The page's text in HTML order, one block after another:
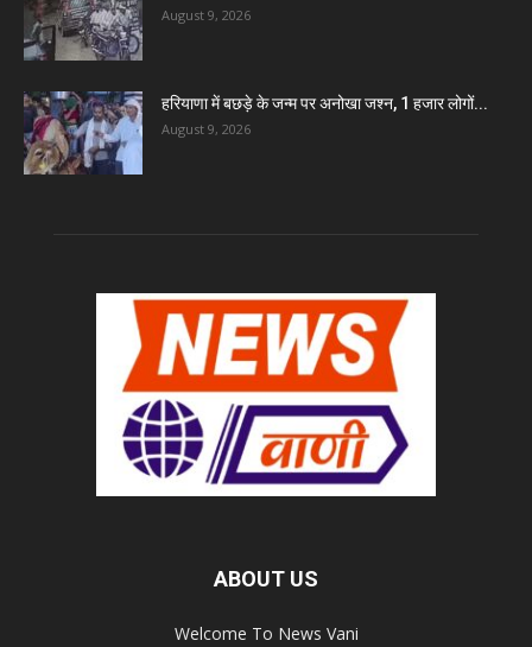
August 9, 2026
हरियाणा में बछड़े के जन्म पर अनोखा जश्न, 1 हजार लोगों...
August 9, 2026
ABOUT US
Welcome To News Vani